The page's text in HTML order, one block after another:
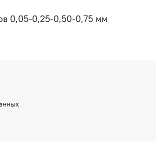
0,05-0,25-0,50-0,75 мм